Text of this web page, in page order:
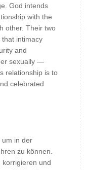
God intends
with the
other. Their two
intimacy
and
sexually —
relationship is to
celebrated
um in der
zu können.
korrigieren und